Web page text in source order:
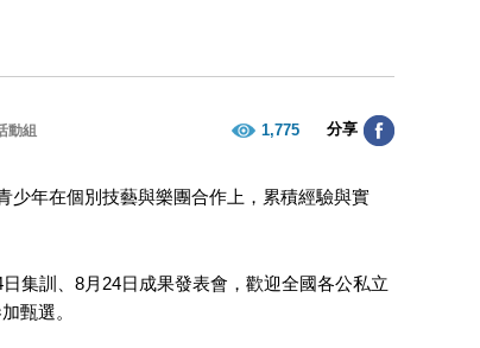
動組 1,775 分享
少年在個別技藝與樂團合作上，累積經驗與實
集訓、8月24日成果發表會，歡迎全國各公私立
甄選。